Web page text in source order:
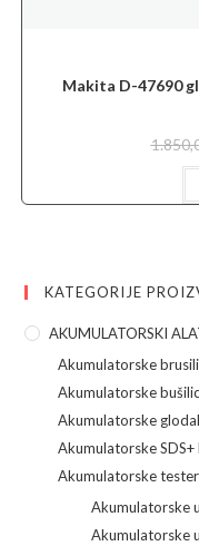
Makita D-47690
KATEGORIJE
AKUMULATORSKI
Akumulatorske
Akumulatorske
Akumulatorske
Akumulatorske SDS+
Akumulatorske
Akumulatorske
Akumulatorske